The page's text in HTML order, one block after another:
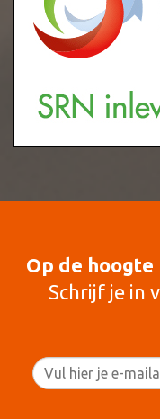
Op de hoogte
Schrijf je in